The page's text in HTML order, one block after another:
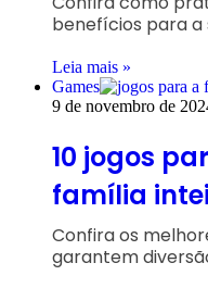
benefícios para
Leia mais »
Games
9 de novembro de
10 jogos
família
Confira os
garantem